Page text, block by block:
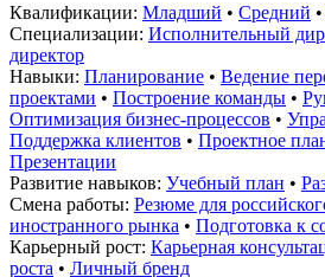
Квалификации: Младший • Средний •
Специализации: Исполнительный
директор
Навыки: Планирование • Ведение
проектами • Построение команды •
Оптимизация бизнес-процессов •
Поддержка клиентов • Проектное
Презентации
Развитие навыков: Учебный план •
Смена работы: Резюме для
иностранного рынка • Подготовка к
Карьерный рост: Карьерная
роста • Личный бренд